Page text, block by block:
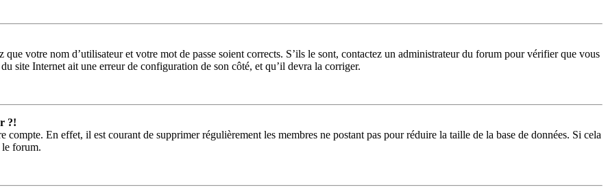
votre nom d’utilisateur et votre mot de passe soient corrects. S’ils le sont, contactez un administrateur du forum pour vérifier que vous
site Internet ait une erreur de configuration de son côté, et qu’il devra la corriger.
?!
En effet, il est courant de supprimer régulièrement les membres ne postant pas pour réduire la taille de la base de données. Si cela
le forum.